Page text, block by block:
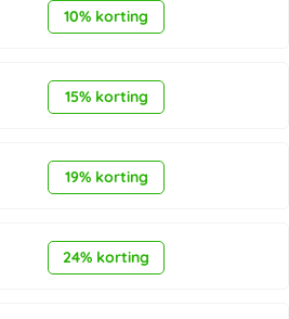
10% korting
15% korting
19% korting
24% korting